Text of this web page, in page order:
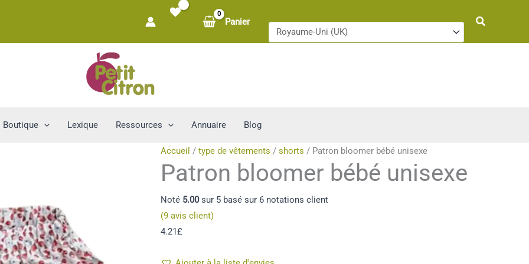
Panier Rechercher
Boutique Lexique Ressources Annuaire Blog
Accueil / type de vêtements / shorts / Patron bloomer bébé unisexe
Patron bloomer bébé unisexe
Noté 5.00sur 5 basé sur 6 notations client
(9 avis client)
4.21£